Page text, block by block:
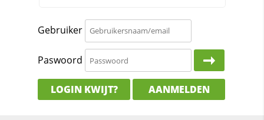
Gebruiker
Paswoord
LOGIN KWIJT? AANMELDEN